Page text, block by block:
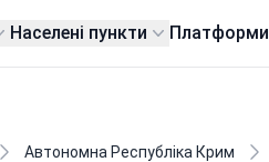
Населені пункти Платформи
Автономна Республіка Крим